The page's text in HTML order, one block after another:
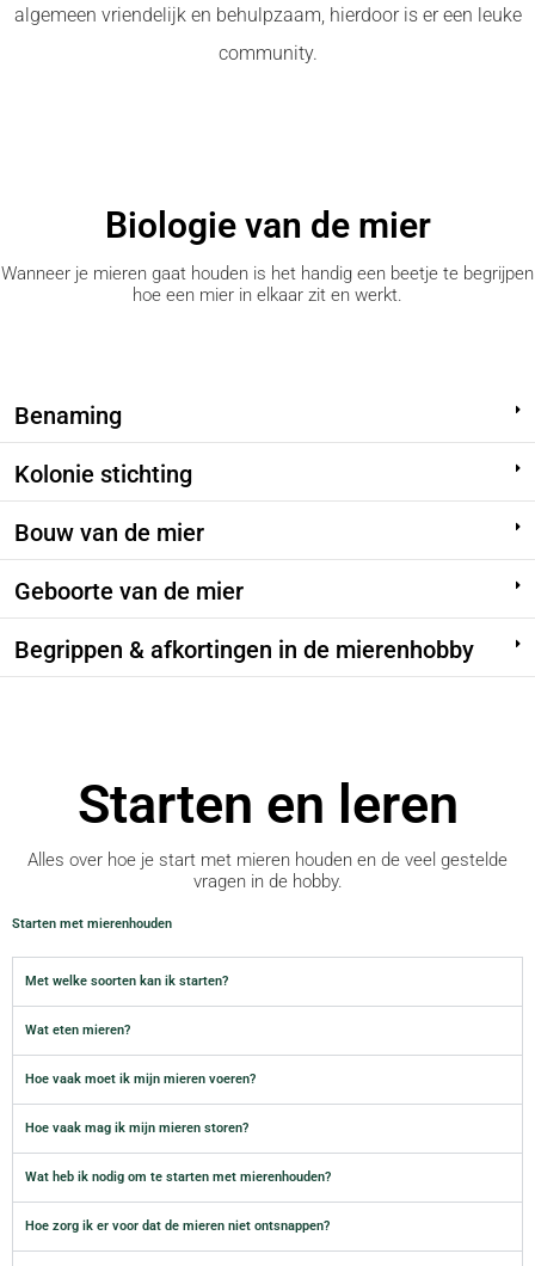
algemeen vriendelijk en behulpzaam, hierdoor is er een leuke
community.
Biologie van de mier
Wanneer je mieren gaat houden is het handig een beetje te begrijpen
hoe een mier in elkaar zit en werkt.
Benaming
Kolonie stichting
Bouw van de mier
Geboorte van de mier
Begrippen & afkortingen in de mierenhobby
Starten en leren
Alles over hoe je start met mieren houden en de veel gestelde
vragen in de hobby.
Starten met mierenhouden
Met welke soorten kan ik starten?
Wat eten mieren?
Hoe vaak moet ik mijn mieren voeren?
Hoe vaak mag ik mijn mieren storen?
Wat heb ik nodig om te starten met mierenhouden?
Hoe zorg ik er voor dat de mieren niet ontsnappen?